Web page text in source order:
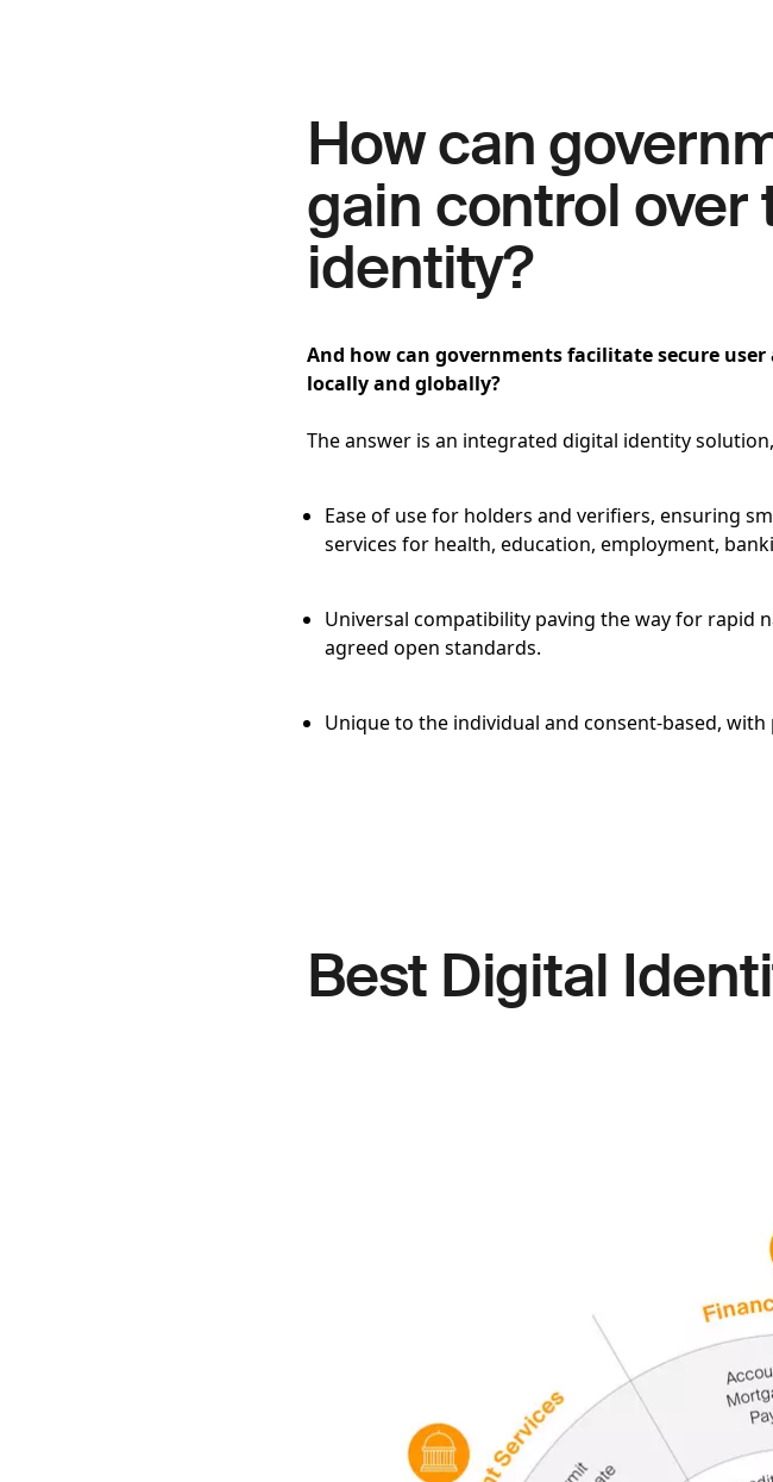
How can
gain control over
identity?
And how can governments facilitate secure
locally and globally?
The answer is an integrated digital identity
Ease of use for holders and verifiers, ensuring
services for health, education, employment,
Universal compatibility paving the way for rapid
agreed open standards.
Unique to the individual and consent-based,
Best Digital